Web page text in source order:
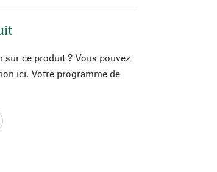
sur ce produit ? Vous pouvez
ici. Votre programme de